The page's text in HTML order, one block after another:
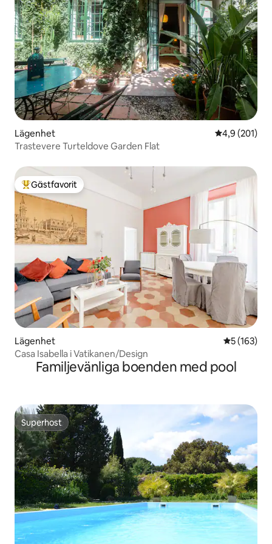
Lägenhet 4,9 av 5 i
4,9 (201)
Trastevere Turteldove Garden Flat
Populär gästfavorit
Gästfavorit
Lägenhet 5 av 5 i
5 (163)
Casa Isabella i Vatikanen/Design
Familjevänliga boenden med pool
Superhost
Superhost